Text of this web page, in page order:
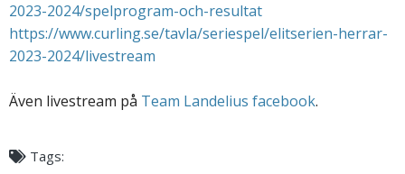
2023-2024/spelprogram-och-resultat
https://www.curling.se/tavla/seriespel/elitserien-herrar-
2023-2024/livestream
Även livestream på Team Landelius facebook.
Tags: